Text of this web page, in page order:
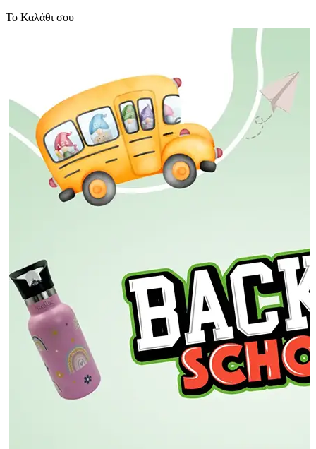
Το Καλάθι σου